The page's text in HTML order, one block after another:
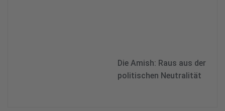
Die Amish: Raus aus der
politischen Neutralität